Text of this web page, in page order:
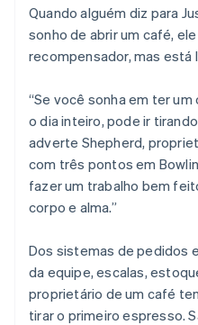
Veja como a Stripe
Assista agora
Stripe
Quando alguém diz para
sonho de abrir um café,
recompensador, mas está
“Se você sonha em ter
o dia inteiro, pode ir
adverte Shepherd,
com três pontos em
fazer um trabalho bem
corpo e alma.”
Dos sistemas de pedidos
da equipe, escalas,
proprietário de um café
tirar o primeiro espresso.